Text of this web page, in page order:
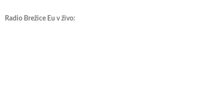
Radio Brežice Eu v živo: